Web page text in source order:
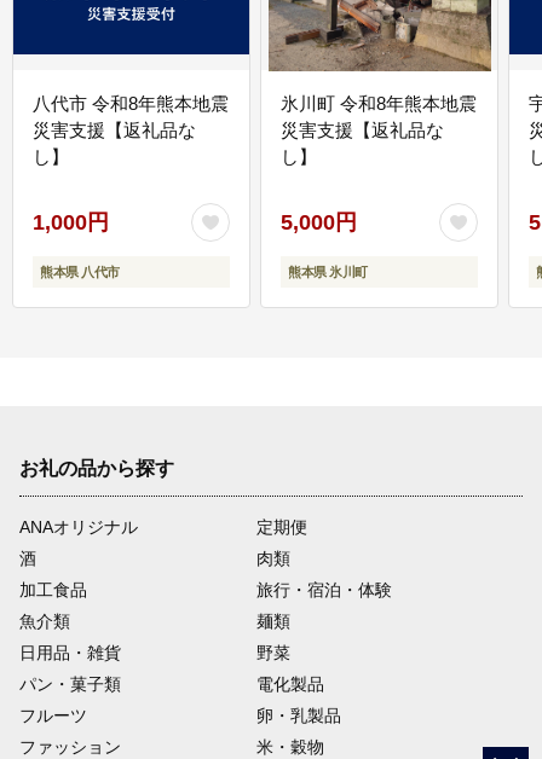
八代市 令和8年熊本地震
災害支援【返礼品な
し】
1,000円
熊本県 八代市
氷川町 令和8年熊本地震
災害支援【返礼品な
し】
5,000円
熊本県 氷川町
お礼の品から探す
ANAオリジナル
定期便
酒
肉類
加工食品
旅行・宿泊・体験
魚介類
麺類
日用品・雑貨
野菜
パン・菓子類
電化製品
フルーツ
卵・乳製品
ファッション
米・穀物